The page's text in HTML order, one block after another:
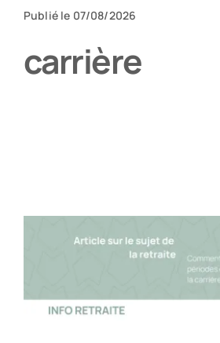
Actualités
Contact
Publié le 07/08/2026
carrière